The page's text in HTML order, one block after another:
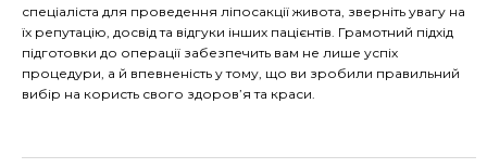
спеціаліста для проведення ліпосакції живота, зверніть увагу на
їх репутацію, досвід та відгуки інших пацієнтів. Грамотний підхід
підготовки до операції забезпечить вам не лише успіх
процедури, а й впевненість у тому, що ви зробили правильний
вибір на користь свого здоров’я та краси.